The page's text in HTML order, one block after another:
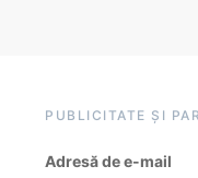
PUBLICITATE ȘI
Adresă de e-mail